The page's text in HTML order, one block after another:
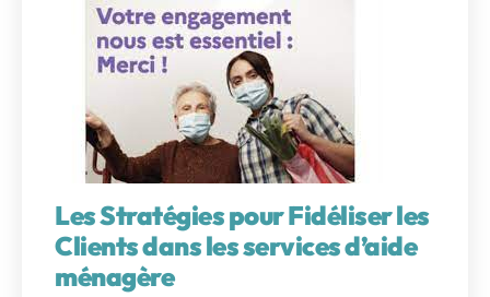
Les Stratégies pour Fidéliser les
Clients dans les services d’aide
ménagère